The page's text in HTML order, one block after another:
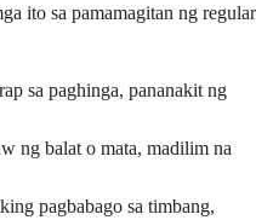
ito sa pamamagitan ng regular
sa paghinga, pananakit ng
ng balat o mata, madilim na
pagbabago sa timbang,